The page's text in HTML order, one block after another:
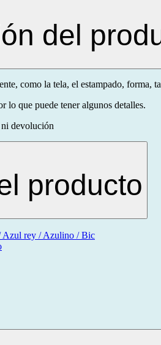
del
como la tela, el estampado, forma,
lo que puede tener algunos detalles.
devolución
producto
Azul rey / Azulino / Bic